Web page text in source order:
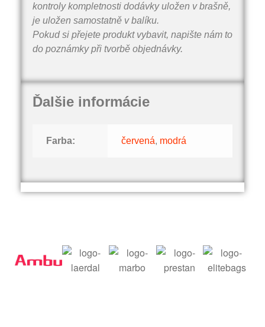
kontroly kompletnosti dodávky uložen v brašně,
je uložen samostatně v balíku.
Pokud si přejete produkt vybavit, napište nám to
do poznámky při tvorbě objednávky.
Ďalšie informácie
Farba: červená, modrá